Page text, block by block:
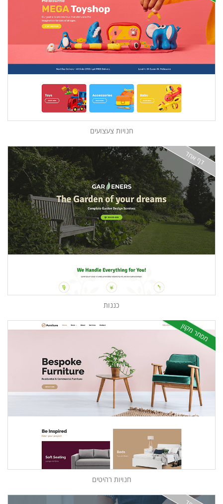
חנויות צעצועים
דף אחד
כננות
מסחר מקוון
חנויות רהיטים